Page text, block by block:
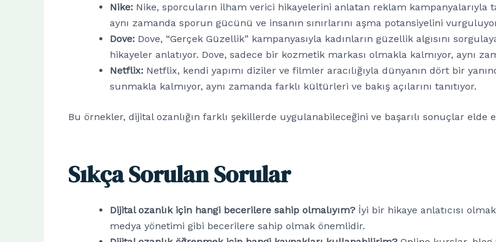
Nike: Nike, sporcuların ilham verici hikayelerini anlatan reklam kampanyalarıyla
aynı zamanda sporun gücünü ve insanın sınırlarını aşma potansiyelini
Dove: Dove, “Gerçek Güzellik” kampanyasıyla kadınların güzellik algısını
hikayeler anlatıyor. Dove, sadece bir kozmetik markası olmakla kalmıyor, aynı
Netflix: Netflix, kendi yapımı diziler ve filmler aracılığıyla dünyanın dört bir
sunmakla kalmıyor, aynı zamanda farklı kültürleri ve bakış açılarını tanıtıyor.
Bu örnekler, dijital ozanlığın farklı şekillerde uygulanabileceğini ve başarılı sonuçlar elde
Sıkça Sorulan Sorular
Dijital ozanlık için hangi becerilere sahip olmalıyım? İyi bir hikaye anlatıcısı
medya yönetimi gibi becerilere sahip olmak önemlidir.